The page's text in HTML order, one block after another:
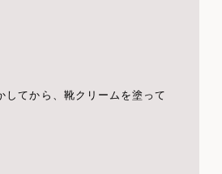
してから、靴クリームを塗って